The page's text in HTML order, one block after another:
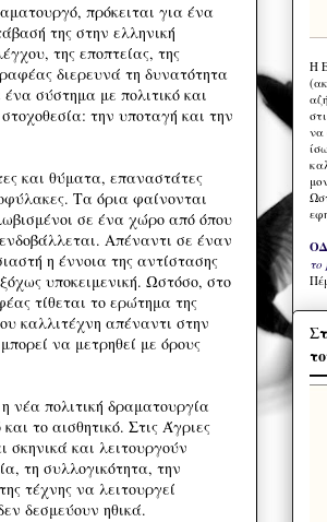
πρόκειται για ένα
της στην ελληνική
της εποπτείας, της
διερευνά τη δυνατότητα
σύστημα με πολιτικό και
την υποταγή και την
και θύματα, επαναστάτες
Τα όρια φαίνονται
σε ένα χώρο από όπου
Απέναντι σε έναν
η έννοια της αντίστασης
υποκειμενική. Ωστόσο, στο
τίθεται το ερώτημα της
καλλιτέχνη απέναντι στην
να μετρηθεί με όρους
νέα πολιτική δραματουργία
το αισθητικό. Στις Άγριες
σκηνικά και λειτουργούν
τη συλλογικότητα, την
τέχνης να λειτουργεί
δεσμεύουν ηθικά.
Η
να
το